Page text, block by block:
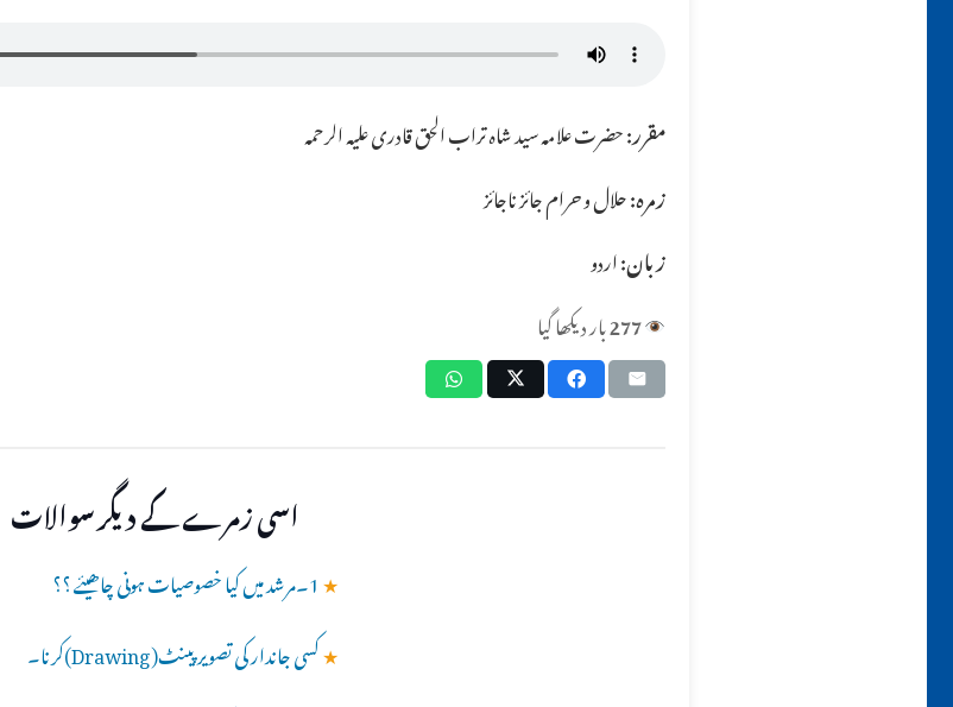
مقرر:حضرت علامہ سید شاہ تراب الحق قادری علیہ الرحمہ
زمرہ:حلال و حرام جائز ناجائز
زبان:اردو
277بار دیکھا گیا
اسی زمرے کے دیگر سوالات
★1۔مرشد میں کیا خصوصیات ہونی چاھیئے ؟؟
★کسی جاندار کی تصویر پینٹ(Drawing)کرنا۔